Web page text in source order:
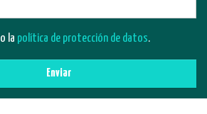
la política de protección de datos.
Enviar